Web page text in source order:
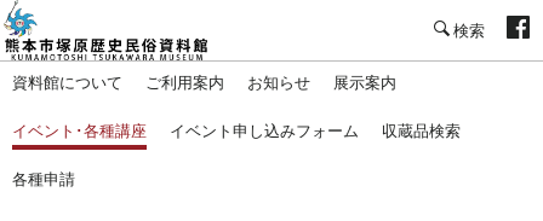
資料館について ご利用案内 お知らせ 展示案内
イベント･各種講座 イベント申し込みフォーム 収蔵品検索
各種申請